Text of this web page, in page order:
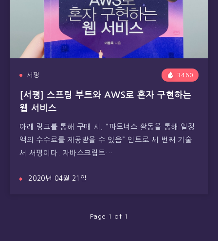
서평 3460
[서평] 스프링 부트와 AWS로 혼자 구현하는
웹 서비스
아래 링크를 통해 구매 시, “파트너스 활동을 통해 일정
액의 수수료를 제공받을 수 있음” 인트로 세 번째 기술
서 서평이다. 자바스크립트…
2020년 04월 21일
Page 1 of 1